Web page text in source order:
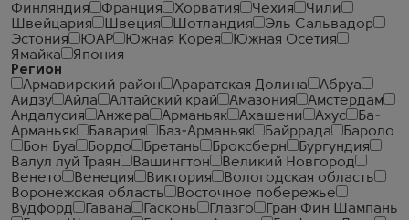
Финляндия
Франция Хорватия Чехия
Чили
Швейцария
Швеция Шотландия
Эль Сальвадор
Эстония
ЮАР Южная Корея
Южная Осетия
Ямайка
Япония
Регион
Армавирский район
Араратская Долина
Абруа
Аидзу
Айла Алтайский край Амазония
Амстердам
Андалусия
Анжера Арманьяк Ахашени Ахус
Ба-
Арманьяк
Бавария Баз-Арманьяк Байррада
Бароло
Бон Буа
Бордо Бретань Броксберн
Бургундия
Валул луй Траян
Вашингтон
Великий Новгород
Венето
Венеция Виктория
Вологодская область
Воронежская область
Восточное побережье
Вудфорд
Гавана Гасконь Глазго
Гран Фин Шампань